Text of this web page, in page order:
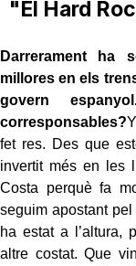
"El Hard
Darrerament ha
millores en els
govern
corresponsables?
fet res. Des que
invertit més en les
Costa perquè fa
seguim apostant
ha estat a l’altura,
altre costat. Que